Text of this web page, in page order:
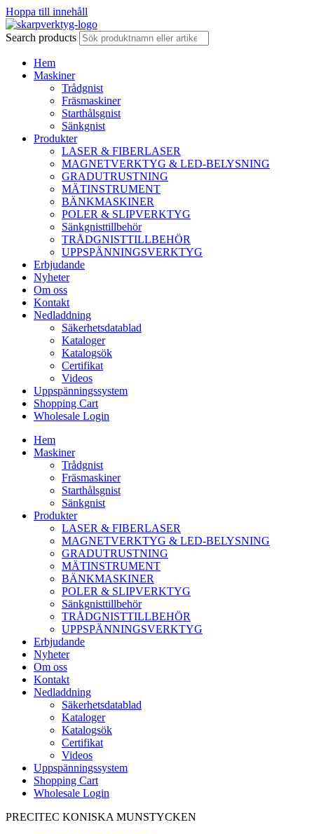
Hoppa till innehåll
Search products
Hem
Maskiner
Trådgnist
Fräsmaskiner
Starthålsgnist
Sänkgnist
Produkter
LASER & FIBERLASER
MAGNETVERKTYG & LED-BELYSNING
GRADUTRUSTNING
MÄTINSTRUMENT
BÄNKMASKINER
POLER & SLIPVERKTYG
Sänkgnisttillbehör
TRÅDGNISTTILLBEHÖR
UPPSPÄNNINGSVERKTYG
Erbjudande
Nyheter
Om oss
Kontakt
Nedladdning
Säkerhetsdatablad
Kataloger
Katalogsök
Certifikat
Videos
Uppspänningssystem
Shopping Cart
Wholesale Login
Hem
Maskiner
Trådgnist
Fräsmaskiner
Starthålsgnist
Sänkgnist
Produkter
LASER & FIBERLASER
MAGNETVERKTYG & LED-BELYSNING
GRADUTRUSTNING
MÄTINSTRUMENT
BÄNKMASKINER
POLER & SLIPVERKTYG
Sänkgnisttillbehör
TRÅDGNISTTILLBEHÖR
UPPSPÄNNINGSVERKTYG
Erbjudande
Nyheter
Om oss
Kontakt
Nedladdning
Säkerhetsdatablad
Kataloger
Katalogsök
Certifikat
Videos
Uppspänningssystem
Shopping Cart
Wholesale Login
PRECITEC KONISKA MUNSTYCKEN